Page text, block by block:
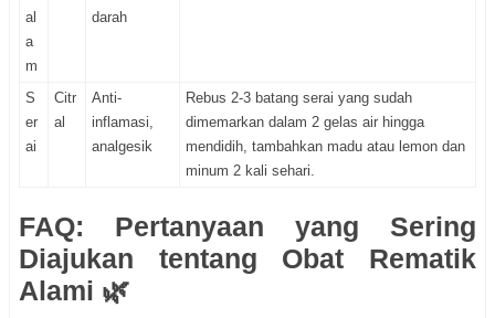
al
a
m
darah
S
er
ai
Citr
al
Anti-
inflamasi,
analgesik
Rebus 2-3 batang serai yang sudah
dimemarkan dalam 2 gelas air hingga
mendidih, tambahkan madu atau lemon dan
minum 2 kali sehari.
FAQ: Pertanyaan yang Sering
Diajukan tentang Obat Rematik
Alami 🌿